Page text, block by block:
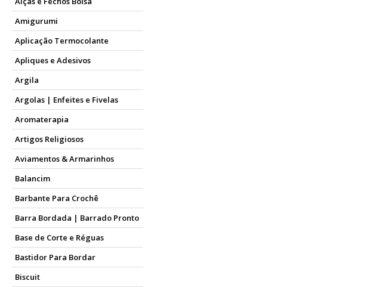
Amigurumi
Aplicação Termocolante
Apliques e Adesivos
Argila
Argolas | Enfeites e Fivelas
Aromaterapia
Artigos Religiosos
Aviamentos & Armarinhos
Balancim
Barbante Para Crochê
Barra Bordada | Barrado Pronto
Base de Corte e Réguas
Bastidor Para Bordar
Biscuit